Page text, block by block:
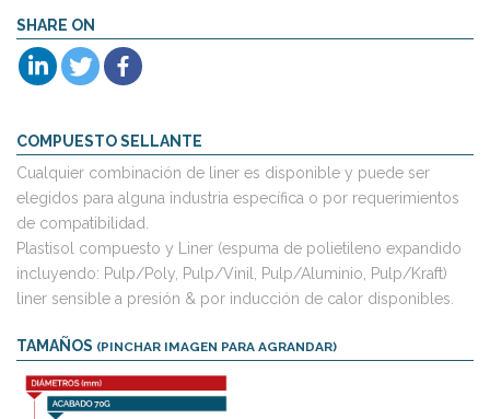
SHARE ON
COMPUESTO SELLANTE
Cualquier combinación de liner es disponible y puede ser
elegidos para alguna industria específica o por requerimientos
de compatibilidad.
Plastisol compuesto y Liner (espuma de polietileno expandido
incluyendo: Pulp/Poly, Pulp/Vinil, Pulp/Aluminio, Pulp/Kraft)
liner sensible a presión & por inducción de calor disponibles.
TAMAÑOS (PINCHAR IMAGEN PARA AGRANDAR)